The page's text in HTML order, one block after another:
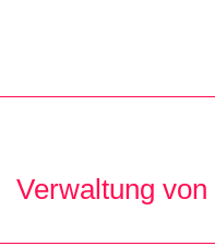
Verwaltung